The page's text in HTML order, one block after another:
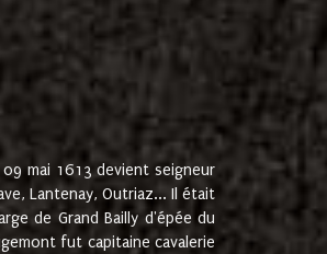
09 mai 1613 devient seigneur
Lantenay, Outriaz... Il était
de Grand Bailly d'épée du
fut capitaine cavalerie